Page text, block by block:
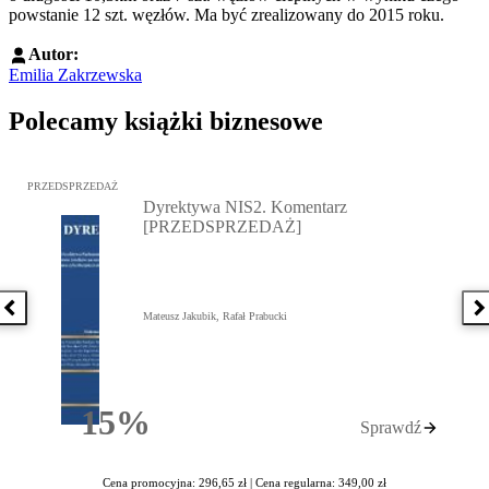
powstanie 12 szt. węzłów. Ma być zrealizowany do 2015 roku.
Autor:
Emilia Zakrzewska
Polecamy książki biznesowe
Poprzednia książka
Przejdź do: Dyrektywa NIS2. Komentarz [PRZEDSPRZEDAŻ],
PRZEDSPRZEDAŻ
15%Rabatu
Dyrektywa NIS2. Komentarz
[PRZEDSPRZEDAŻ]
Mateusz Jakubik, Rafał Prabucki
Sprawdź
Cena promocyjna: 296,65 zł | Cena regularna: 349,00 zł